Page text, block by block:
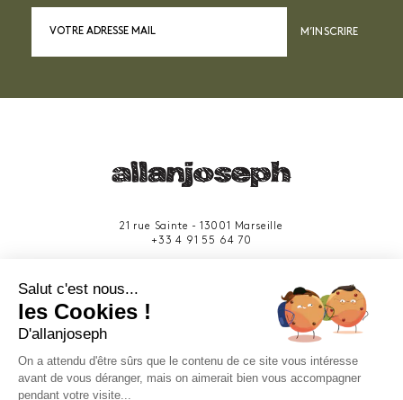
M’INSCRIRE
21 rue Sainte - 13001 Marseille
+33 4 91 55 64 70
Provence-Alpes-Côte d'Azur.
Salut c'est nous...
les Cookies !
D'allanjoseph
On a attendu d'être sûrs que le contenu de ce site vous intéresse
avant de vous déranger, mais on aimerait bien vous accompagner
pendant votre visite...